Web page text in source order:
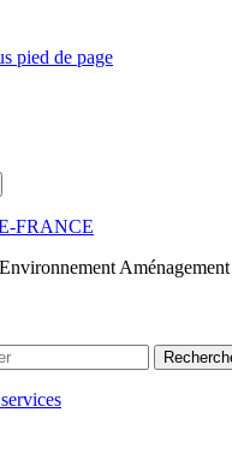
pied de page
FRANCE